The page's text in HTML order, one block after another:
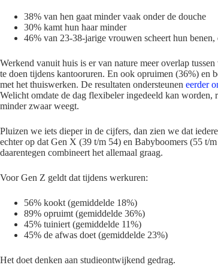
38% van hen gaat minder vaak onder de douche
30% kamt hun haar minder
46% van 23-38-jarige vrouwen scheert hun
Werkend vanuit huis is er van nature meer overlap
te doen tijdens kantooruren. En ook opruimen (36%) en
met het thuiswerken. De resultaten ondersteunen eerder
Welicht omdate de dag flexibeler ingedeeld kan worden,
minder zwaar weegt.
Pluizen we iets dieper in de cijfers, dan zien we dat
echter op dat Gen X (39 t/m 54) en Babyboomers (55 t/
daarentegen combineert het allemaal graag.
Voor Gen Z geldt dat tijdens werkuren:
56% kookt (gemiddelde 18%)
89% opruimt (gemiddelde 36%)
45% tuiniert (gemiddelde 11%)
45% de afwas doet (gemiddelde 23%)
Het doet denken aan studieontwijkend gedrag.